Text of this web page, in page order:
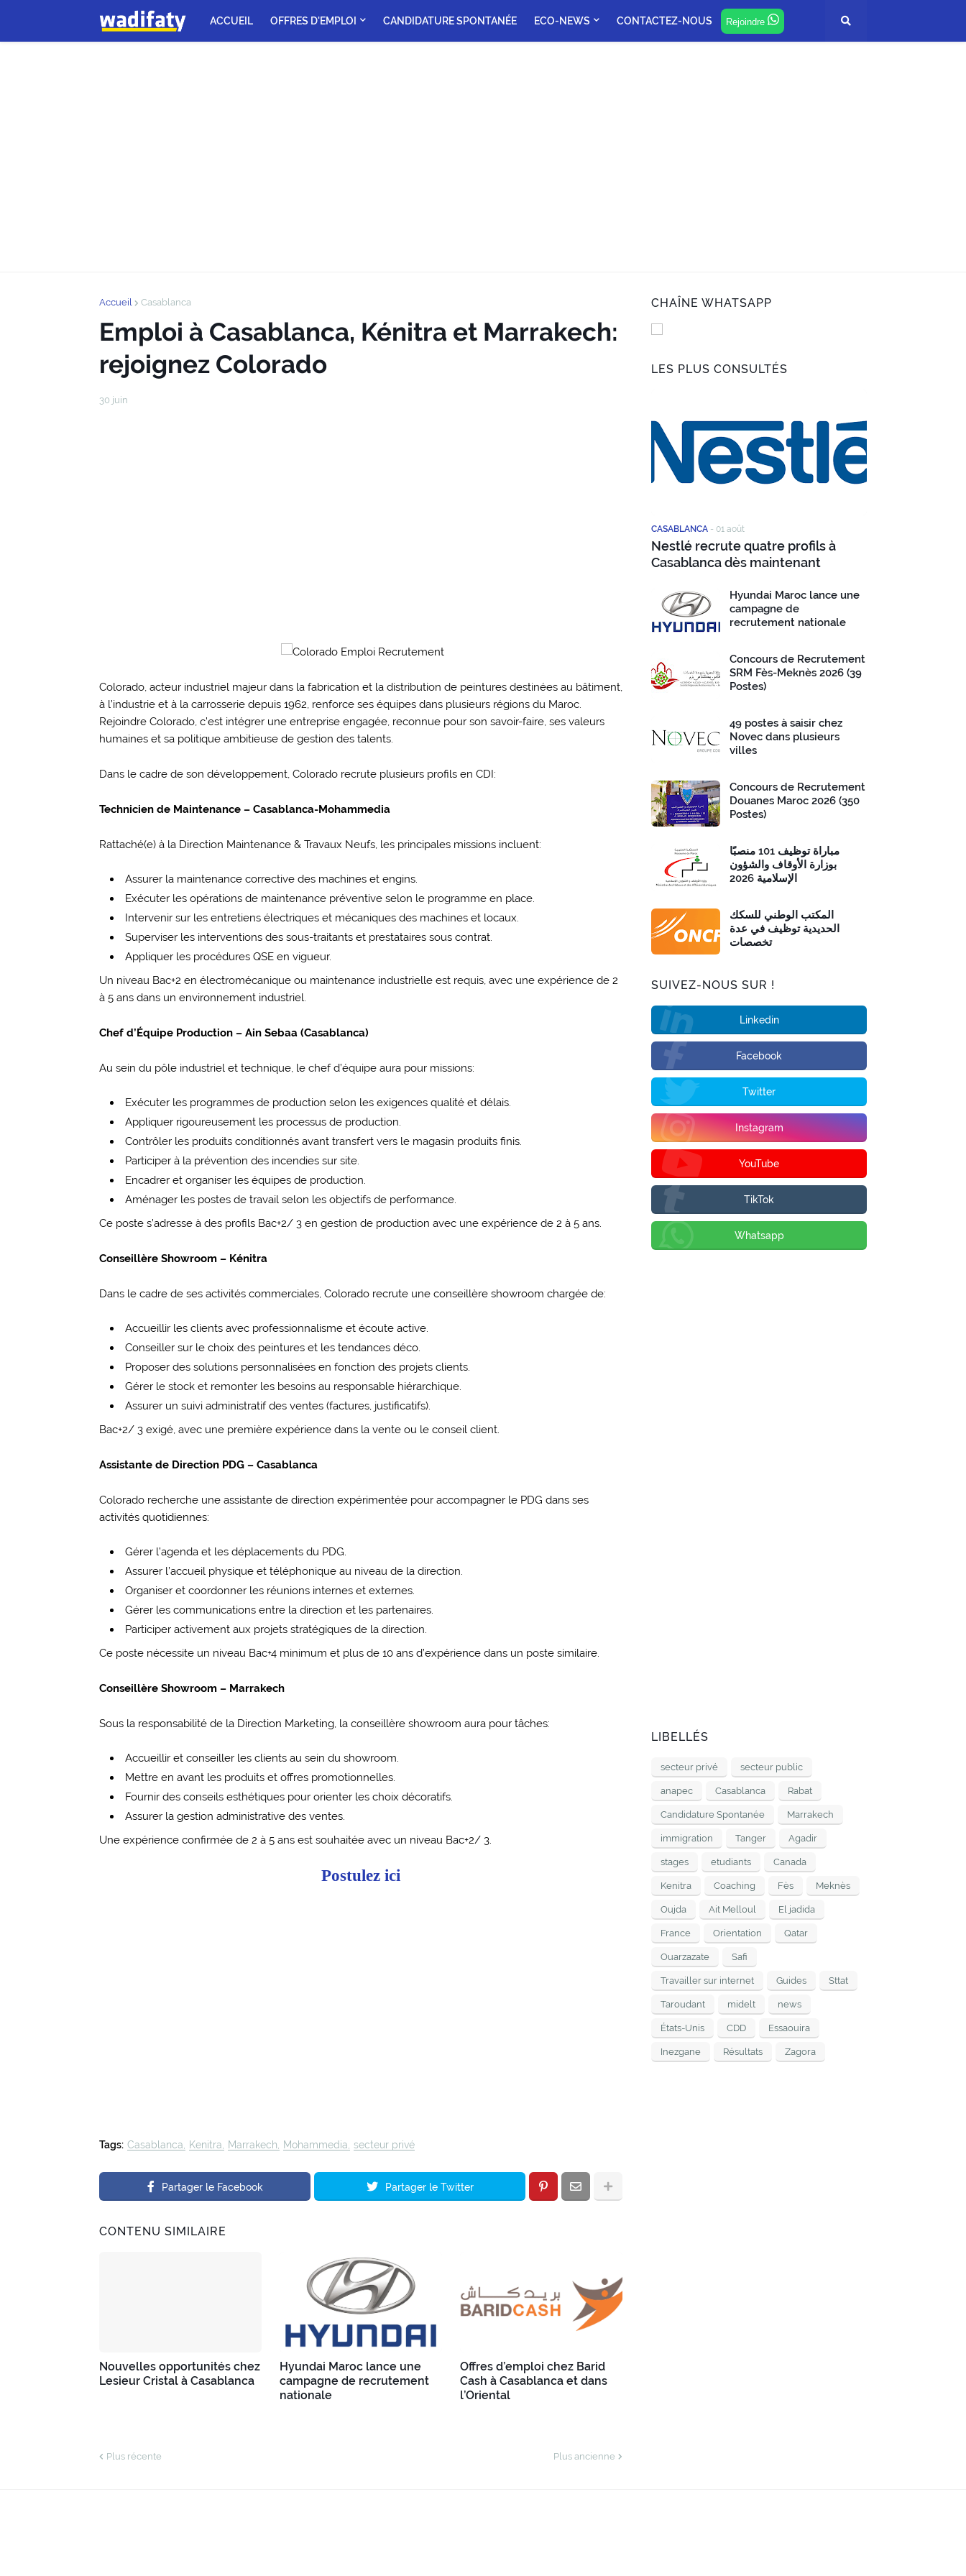
ACCUEIL OFFRES D'EMPLOI CANDIDATURE SPONTANÉE ECO-NEWS CONTACTEZ-NOUS Rejoindre
Accueil Casablanca
Emploi à Casablanca, Kénitra et Marrakech:
rejoignez Colorado
30 juin
Colorado, acteur industriel majeur dans la fabrication et la distribution de peintures destinées au bâtiment,
à l’industrie et à la carrosserie depuis 1962, renforce ses équipes dans plusieurs régions du Maroc.
Rejoindre Colorado, c’est intégrer une entreprise engagée, reconnue pour son savoir-faire, ses valeurs
humaines et sa politique ambitieuse de gestion des talents.
Dans le cadre de son développement, Colorado recrute plusieurs profils en CDI:
Technicien de Maintenance – Casablanca-Mohammedia
Rattaché(e) à la Direction Maintenance & Travaux Neufs, les principales missions incluent:
Assurer la maintenance corrective des machines et engins.
Exécuter les opérations de maintenance préventive selon le programme en place.
Intervenir sur les entretiens électriques et mécaniques des machines et locaux.
Superviser les interventions des sous-traitants et prestataires sous contrat.
Appliquer les procédures QSE en vigueur.
Un niveau Bac+2 en électromécanique ou maintenance industrielle est requis, avec une expérience de 2
à 5 ans dans un environnement industriel.
Chef d’Équipe Production – Ain Sebaa (Casablanca)
Au sein du pôle industriel et technique, le chef d’équipe aura pour missions:
Exécuter les programmes de production selon les exigences qualité et délais.
Appliquer rigoureusement les processus de production.
Contrôler les produits conditionnés avant transfert vers le magasin produits finis.
Participer à la prévention des incendies sur site.
Encadrer et organiser les équipes de production.
Aménager les postes de travail selon les objectifs de performance.
Ce poste s’adresse à des profils Bac+2/ 3 en gestion de production avec une expérience de 2 à 5 ans.
Conseillère Showroom – Kénitra
Dans le cadre de ses activités commerciales, Colorado recrute une conseillère showroom chargée de:
Accueillir les clients avec professionnalisme et écoute active.
Conseiller sur le choix des peintures et les tendances déco.
Proposer des solutions personnalisées en fonction des projets clients.
Gérer le stock et remonter les besoins au responsable hiérarchique.
Assurer un suivi administratif des ventes (factures, justificatifs).
Bac+2/ 3 exigé, avec une première expérience dans la vente ou le conseil client.
Assistante de Direction PDG – Casablanca
Colorado recherche une assistante de direction expérimentée pour accompagner le PDG dans ses
activités quotidiennes:
Gérer l’agenda et les déplacements du PDG.
Assurer l’accueil physique et téléphonique au niveau de la direction.
Organiser et coordonner les réunions internes et externes.
Gérer les communications entre la direction et les partenaires.
Participer activement aux projets stratégiques de la direction.
Ce poste nécessite un niveau Bac+4 minimum et plus de 10 ans d’expérience dans un poste similaire.
Conseillère Showroom – Marrakech
Sous la responsabilité de la Direction Marketing, la conseillère showroom aura pour tâches:
Accueillir et conseiller les clients au sein du showroom.
Mettre en avant les produits et offres promotionnelles.
Fournir des conseils esthétiques pour orienter les choix décoratifs.
Assurer la gestion administrative des ventes.
Une expérience confirmée de 2 à 5 ans est souhaitée avec un niveau Bac+2/ 3.
Postulez ici
Tags: Casablanca Kenitra Marrakech Mohammedia secteur privé
Partager le Facebook Partager le Twitter
CONTENU SIMILAIRE
Nouvelles opportunités chez
Lesieur Cristal à Casablanca
Hyundai Maroc lance une
campagne de recrutement
nationale
Offres d’emploi chez Barid
Cash à Casablanca et dans
l’Oriental
Plus récente Plus ancienne
CHAÎNE WHATSAPP
LES PLUS CONSULTÉS
CASABLANCA - 01 août
Nestlé recrute quatre profils à
Casablanca dès maintenant
Hyundai Maroc lance une
campagne de
recrutement nationale
Concours de Recrutement
SRM Fès-Meknès 2026 (39
Postes)
49 postes à saisir chez
Novec dans plusieurs
villes
Concours de Recrutement
Douanes Maroc 2026 (350
Postes)
مباراة توظيف 101 منصبًا
بوزارة الأوقاف والشؤون
الإسلامية 2026
المكتب الوطني للسكك
الحديدية توظيف في عدة
تخصصات
SUIVEZ-NOUS SUR !
Linkedin
Facebook
Twitter
Instagram
YouTube
TikTok
Whatsapp
LIBELLÉS
secteur privé secteur public
anapec Casablanca Rabat
Candidature Spontanée Marrakech
immigration Tanger Agadir
stages etudiants Canada
Kenitra Coaching Fès Meknès
Oujda Ait Melloul El jadida
France Orientation Qatar
Ouarzazate Safi
Travailler sur internet Guides Sttat
Taroudant midelt news
États-Unis CDD Essaouira
Inezgane Résultats Zagora